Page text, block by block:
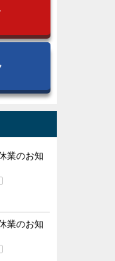
業のお知
業のお知